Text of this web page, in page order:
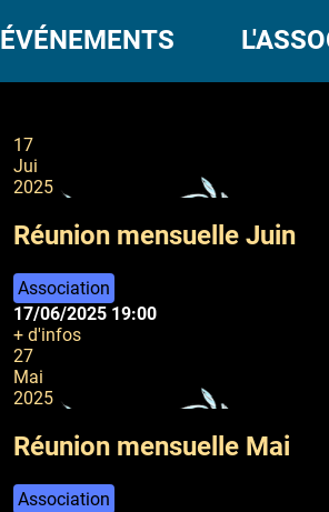
ÉVÉNEMENTS
17
Jui
2025
Réunion mensuelle Juin
Association
17/06/2025 19:00
+ d'infos
27
Mai
2025
Réunion mensuelle Mai
Association